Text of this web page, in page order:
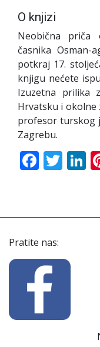
O knjizi
Neobična priča
časnika Osman-
potkraj 17.
knjigu nećete
Izuzetna prilika
Hrvatsku i okolne
profesor turskog
Zagrebu.
Pratite nas: